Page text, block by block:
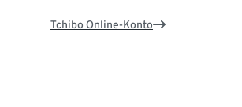
Tchibo Online-Konto